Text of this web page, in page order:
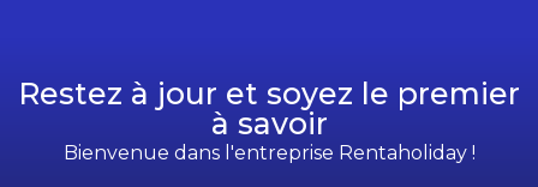
Restez à jour et soyez le premier
à savoir
Bienvenue dans l'entreprise Rentaholiday !